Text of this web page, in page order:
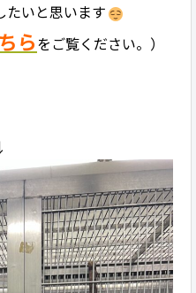
たいと思います
らをご覧ください。）